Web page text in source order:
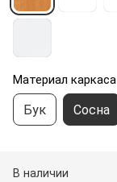
Материал каркаса
Бук Сосна
В наличии